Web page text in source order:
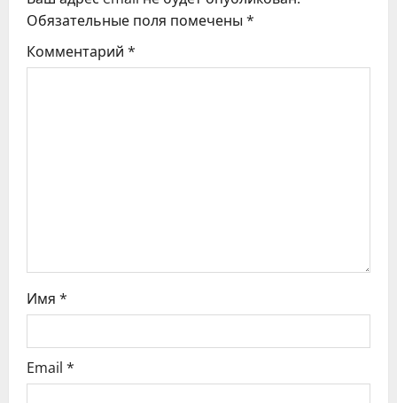
я
п
с
я
м
Обязательные поля помечены *
Комментарий *
Имя *
Email *